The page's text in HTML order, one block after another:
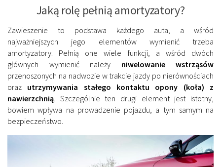
Jaką rolę pełnią amortyzatory?
Zawieszenie to podstawa każdego auta, a wśród
najważniejszych jego elementów wymienić trzeba
amortyzatory. Pełnią one wiele funkcji, a wśród dwóch
głównych wymienić należy niwelowanie wstrząsów
przenoszonych na nadwozie w trakcie jazdy po nierównościach
oraz utrzymywania stałego kontaktu opony (koła) z
nawierzchnią . Szczególnie ten drugi element jest istotny,
bowiem wpływa na prowadzenie pojazdu, a tym samym na
bezpieczeństwo.